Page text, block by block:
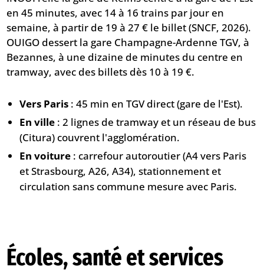
en 45 minutes, avec 14 à 16 trains par jour en
semaine, à partir de 19 à 27 € le billet (SNCF, 2026).
OUIGO dessert la gare Champagne-Ardenne TGV, à
Bezannes, à une dizaine de minutes du centre en
tramway, avec des billets dès 10 à 19 €.
Vers Paris : 45 min en TGV direct (gare de l'Est).
En ville : 2 lignes de tramway et un réseau de bus
(Citura) couvrent l'agglomération.
En voiture : carrefour autoroutier (A4 vers Paris
et Strasbourg, A26, A34), stationnement et
circulation sans commune mesure avec Paris.
Écoles, santé et services